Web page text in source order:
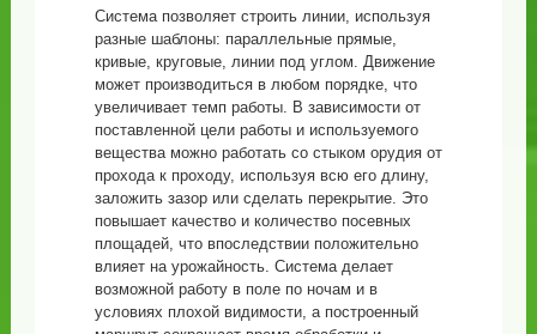
Система позволяет строить линии, используя
разные шаблоны: параллельные прямые,
кривые, круговые, линии под углом. Движение
может производиться в любом порядке, что
увеличивает темп работы. В зависимости от
поставленной цели работы и используемого
вещества можно работать со стыком орудия от
прохода к проходу, используя всю его длину,
заложить зазор или сделать перекрытие. Это
повышает качество и количество посевных
площадей, что впоследствии положительно
влияет на урожайность. Система делает
возможной работу в поле по ночам и в
условиях плохой видимости, а построенный